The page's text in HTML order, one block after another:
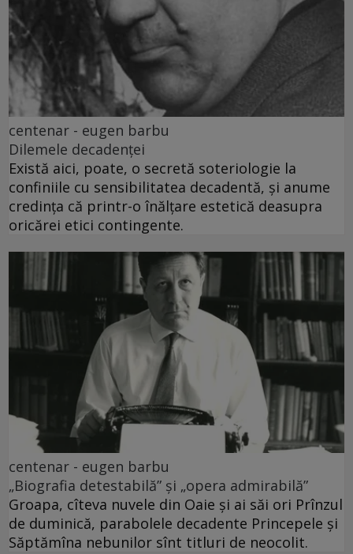
centenar - eugen barbu
Dilemele decadenței
Există aici, poate, o secretă soteriologie la
confiniile cu sensibilitatea decadentă, și anume
credința că printr-o înălțare estetică deasupra
oricărei etici contingente.
centenar - eugen barbu
„Biografia detestabilă” și „opera admirabilă”
Groapa, cîteva nuvele din Oaie și ai săi ori Prînzul
de duminică, parabolele decadente Princepele și
Săptămîna nebunilor sînt titluri de neocolit.